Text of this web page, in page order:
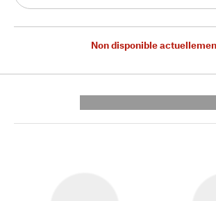
Non disponible